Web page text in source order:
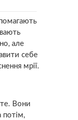
але
себе
мрії.
Вони